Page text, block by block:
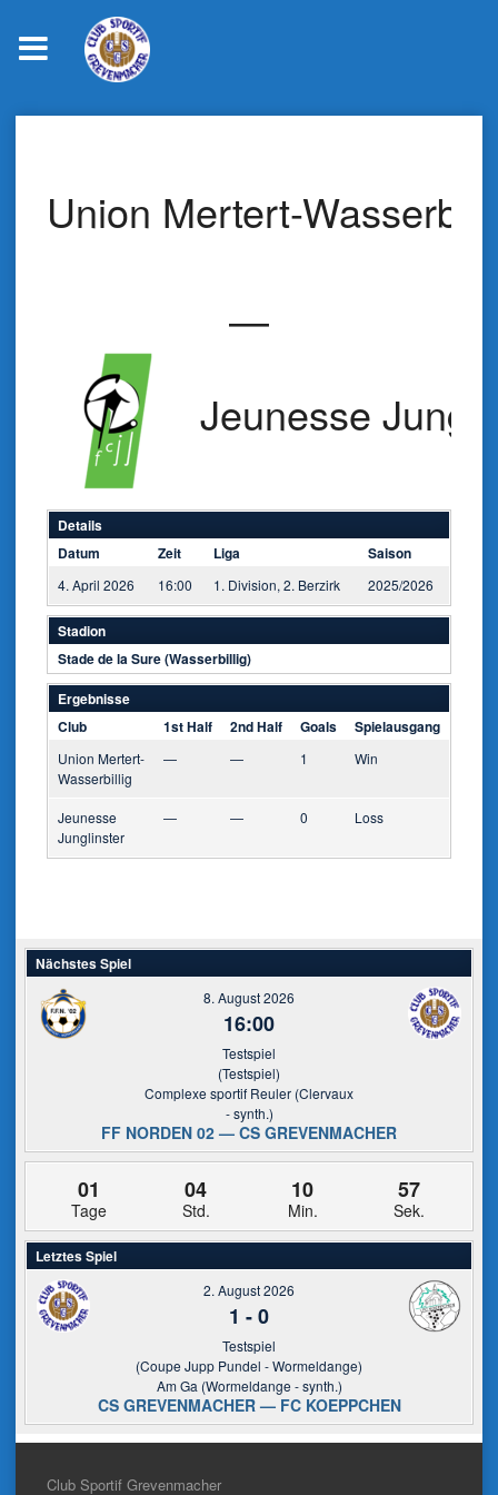
Union Mertert-
—
Jeunesse
Details
Datum
Zeit Liga Saison
4. April 2026 16:00 1. Division, 2. Berzirk 2025/2026
Stadion
Stade de la Sure (Wasserbillig)
Ergebnisse
Club
1st Half 2nd Half Goals Spielausgang
Union Mertert-
Wasserbillig
— — 1 Win
Jeunesse
Junglinster
— — 0 Loss
Nächstes Spiel
8. August 2026
16:00
Testspiel
(Testspiel)
Complexe sportif Reuler (Clervaux
- synth.)
FF NORDEN 02 — CS GREVENMACHER
01
Tage
04
Std.
10
Min.
57
Sek.
Letztes Spiel
2. August 2026
1 -0
Testspiel
(Coupe Jupp Pundel - Wormeldange)
Am Ga (Wormeldange - synth.)
CS GREVENMACHER — FC KOEPPCHEN
Club Sportif Grevenmacher